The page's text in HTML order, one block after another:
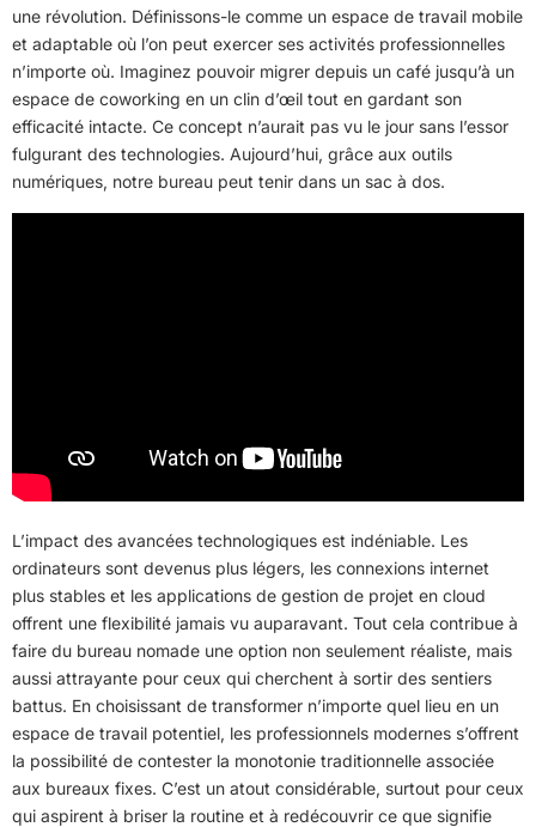
une révolution. Définissons-le comme un espace de travail mobile
et adaptable où l’on peut exercer ses activités professionnelles
n’importe où. Imaginez pouvoir migrer depuis un café jusqu’à un
espace de coworking en un clin d’œil tout en gardant son
efficacité intacte. Ce concept n’aurait pas vu le jour sans l’essor
fulgurant des technologies. Aujourd’hui, grâce aux outils
numériques, notre bureau peut tenir dans un sac à dos.
L’impact des avancées technologiques est indéniable. Les
ordinateurs sont devenus plus légers, les connexions internet
plus stables et les applications de gestion de projet en cloud
offrent une flexibilité jamais vu auparavant. Tout cela contribue à
faire du bureau nomade une option non seulement réaliste, mais
aussi attrayante pour ceux qui cherchent à sortir des sentiers
battus. En choisissant de transformer n’importe quel lieu en un
espace de travail potentiel, les professionnels modernes s’offrent
la possibilité de contester la monotonie traditionnelle associée
aux bureaux fixes. C’est un atout considérable, surtout pour ceux
qui aspirent à briser la routine et à redécouvrir ce que signifie